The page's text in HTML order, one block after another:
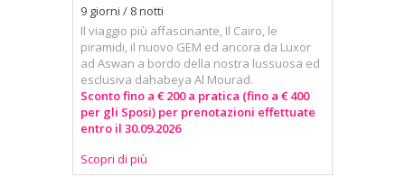
9 giorni / 8 notti
Il viaggio più affascinante, Il Cairo, le
piramidi, il nuovo GEM ed ancora da Luxor
ad Aswan a bordo della nostra lussuosa ed
esclusiva dahabeya Al Mourad.
Sconto fino a € 200 a pratica (fino a € 400
per gli Sposi) per prenotazioni effettuate
entro il 30.09.2026
Scopri di più